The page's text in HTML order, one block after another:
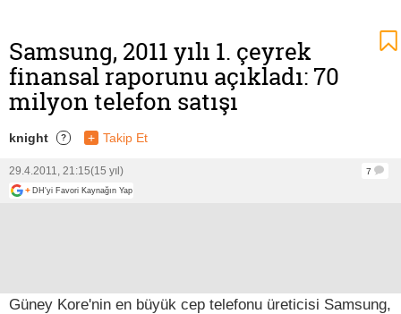
Samsung, 2011 yılı 1. çeyrek
finansal raporunu açıkladı: 70
milyon telefon satışı
knight ? + Takip Et
29.4.2011, 21:15(15 yıl)
7
+ DH'yi Favori Kaynağın Yap
Güney Kore'nin en büyük cep telefonu üreticisi Samsung,